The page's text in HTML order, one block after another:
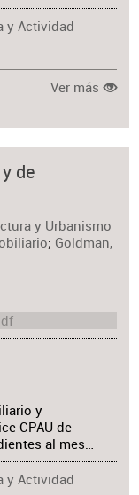
y Actividad
Ver más
de
y Urbanismo
; Goldman,
y
CPAU de
al mes…
y Actividad